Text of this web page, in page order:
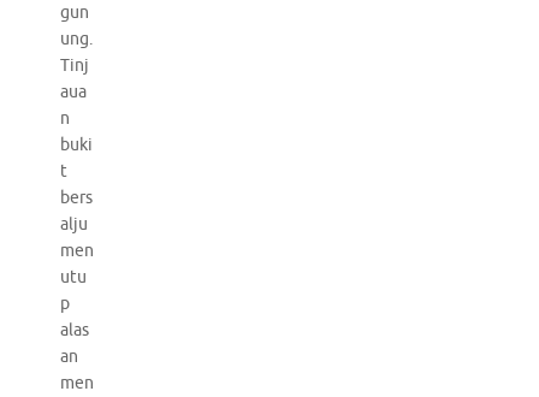
gun
ung.
Tinj
aua
n
buki
t
bers
alju
men
utu
p
alas
an
men